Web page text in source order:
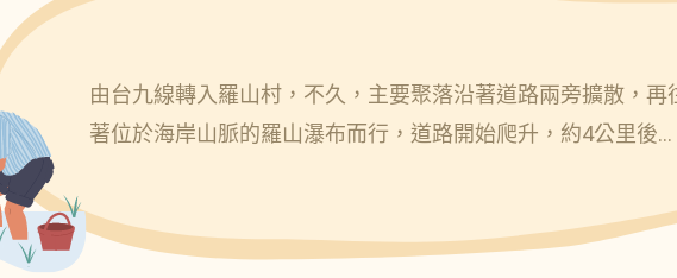
由台九線轉入羅山村，不久，主要聚落沿著道路兩旁擴散，再
著位於海岸山脈的羅山瀑布而行，道路開始爬升，約4公里後…